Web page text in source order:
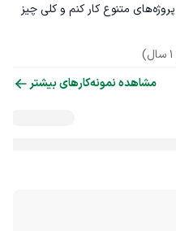
و اونجا فرصت پیدا کردم روی پروژه‌های متنوع کار کنم و کلی چیز
مشاهده نمونه‌کارهای بیشتر